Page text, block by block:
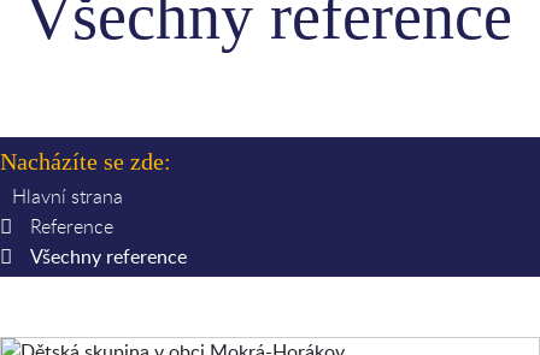
Všechny reference
Nacházíte se zde:
Hlavní strana
Reference
Všechny reference